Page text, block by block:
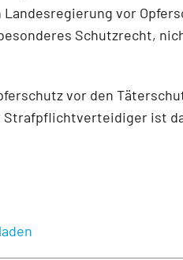
vor
Schutzrecht,
vor den
Strafpflichtverteidiger ist